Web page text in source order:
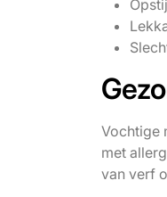
Vochtige
met
van verf